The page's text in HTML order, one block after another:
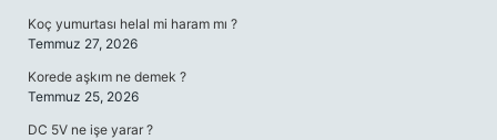
Koç yumurtası helal mi haram mı ?
Temmuz 27, 2026
Korede aşkım ne demek ?
Temmuz 25, 2026
DC 5V ne işe yarar ?